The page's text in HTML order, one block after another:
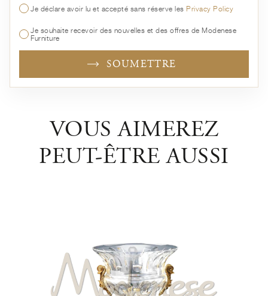
Je déclare avoir lu et accepté sans réserve lesPrivacy Policy
Je souhaite recevoir des nouvelles et des offres de Modenese
Furniture
SOUMETTRE
VOUS AIMEREZ
PEUT-ÊTRE AUSSI